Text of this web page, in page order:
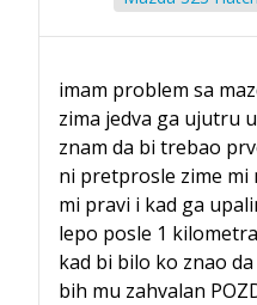
imam problem sa
zima jedva ga ujutru
znam da bi trebao
ni pretprosle zime mi
mi pravi i kad ga
lepo posle 1
kad bi bilo ko znao
bih mu zahvalan